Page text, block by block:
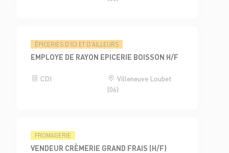
ÉPICERIES D'ICI ET D'AILLEURS
EMPLOYE DE RAYON EPICERIE BOISSON H/F
CDI
Villeneuve Loubet
(06)
FROMAGERIE
VENDEUR CRÈMERIE GRAND FRAIS (H/F)